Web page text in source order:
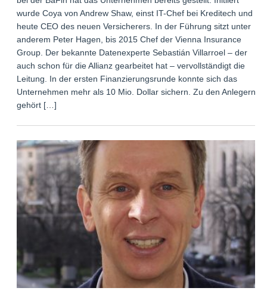
wurde Coya von Andrew Shaw, einst IT-Chef bei Kreditech und
heute CEO des neuen Versicherers. In der Führung sitzt unter
anderem Peter Hagen, bis 2015 Chef der Vienna Insurance
Group. Der bekannte Datenexperte Sebastián Villarroel – der
auch schon für die Allianz gearbeitet hat – vervollständigt die
Leitung. In der ersten Finanzierungsrunde konnte sich das
Unternehmen mehr als 10 Mio. Dollar sichern. Zu den Anlegern
gehört […]